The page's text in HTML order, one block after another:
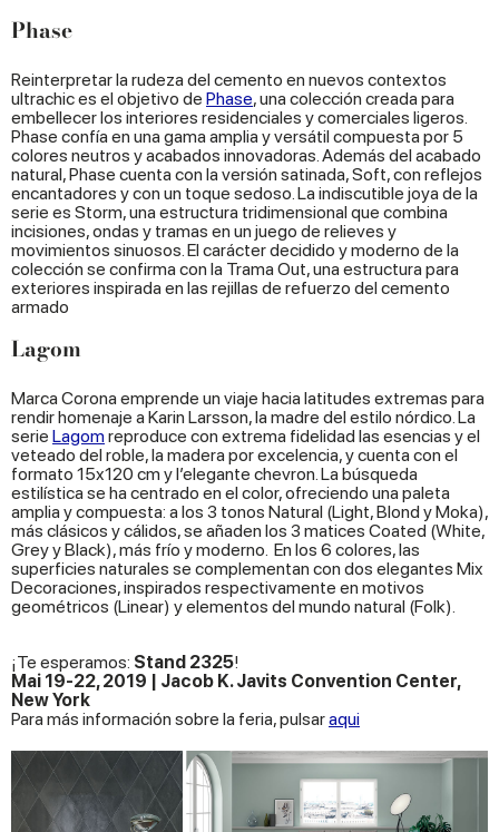
Phase
Reinterpretar la rudeza del cemento en nuevos contextos
ultrachic es el objetivo de Phase, una colección creada para
embellecer los interiores residenciales y comerciales ligeros.
Phase confía en una gama amplia y versátil compuesta por 5
colores neutros y acabados innovadoras. Además del acabado
natural, Phase cuenta con la versión satinada, Soft, con reflejos
encantadores y con un toque sedoso. La indiscutible joya de la
serie es Storm, una estructura tridimensional que combina
incisiones, ondas y tramas en un juego de relieves y
movimientos sinuosos. El carácter decidido y moderno de la
colección se confirma con la Trama Out, una estructura para
exteriores inspirada en las rejillas de refuerzo del cemento
armado
Lagom
Marca Corona emprende un viaje hacia latitudes extremas para
rendir homenaje a Karin Larsson, la madre del estilo nórdico. La
serie Lagomreproduce con extrema fidelidad las esencias y el
veteado del roble, la madera por excelencia, y cuenta con el
formato 15x120 cm y l’elegante chevron. La búsqueda
estilística se ha centrado en el color, ofreciendo una paleta
amplia y compuesta: a los 3 tonos Natural (Light, Blond y Moka),
más clásicos y cálidos, se añaden los 3 matices Coated (White,
Grey y Black), más frío y moderno. En los 6 colores, las
superficies naturales se complementan con dos elegantes Mix
Decoraciones, inspirados respectivamente en motivos
geométricos (Linear) y elementos del mundo natural (Folk).
¡Te esperamos: Stand 2325!
Mai 19-22, 2019 | Jacob K. Javits Convention Center,
New York
Para más información sobre la feria, pulsaraqui